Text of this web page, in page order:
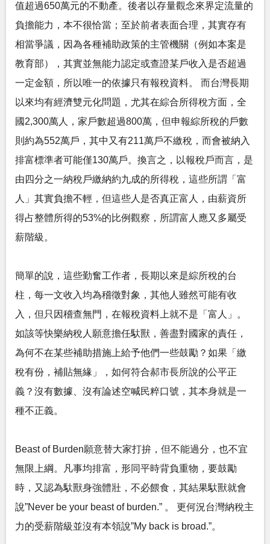
值超過650萬元的不動產。後者以存量觀念來界定流量的
負擔能力，本不很恰當；至於前者表面合理，其實存有
相當爭議，因為各種補助政策的主管機關（例如本案是
教育部），其實並無能力認定或查證某戶收入是否超過
一定金額，所以唯一的依據只有報稅資料。 而台灣長期
以來均有經濟雙元化問題，尤其在綜合所得稅方面，全
國2,300萬人，家戶數超過800萬，但申報綜所稅的戶數
則約為552萬戶，其中又有211萬戶不繳稅，而會被納入
排富標準者可能僅130萬戶。換言之，以報稅戶而言，是
由四分之一納稅戶繳納約九成的所得稅，這些所謂「富
人」其實負擔不輕，但這些人是否真正富人，由薪資所
得占整體所得的53%的比例觀察，所謂富人應又多屬受
薪階級。
簡單的說，這些勤奮工作者，長期以來是綜所稅的台
柱，每一文收入均為稽徵對象，其他人雖然可能有收
入，但只因稽查無門，在報稅資料上就不是「富人」。
如該等快樂納稅人願意擔任馱獸，善盡對國家的責任，
為何不在某些補助措施上給予他們一些鼓勵？如果「繳
稅有份，補貼無緣」，如何符合郝市長所說的公平正
義？沒有數據、沒有論述空喊民粹口號，其本身就是一
種不正義。
Beast of Burden願意替大家打拚，但不能過分，也不宜
無限上綱。凡事均排富，形同平時背負重物，要鼓勵
時，又認為馱獸身強體壯，不必餵食，其結果馱獸就會
說”Never be your beast of burden.” 。 更何況台灣納稅主
力的受薪階級並沒有本領說”My back is broad.”。